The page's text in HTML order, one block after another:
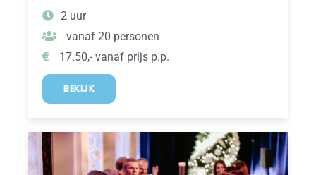
2 uur
vanaf 20 personen
17.50,- vanaf prijs p.p.
BEKIJK